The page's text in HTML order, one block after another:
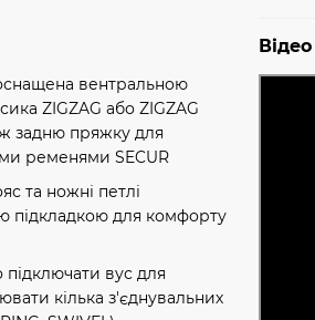
вентральною
ZIGZAG або ZIGZAG
задню пряжку для
ременями SECUR
та ножні петлі
підкладкою для комфорту
підключати вус для
кілька з'єднувальних
Відео